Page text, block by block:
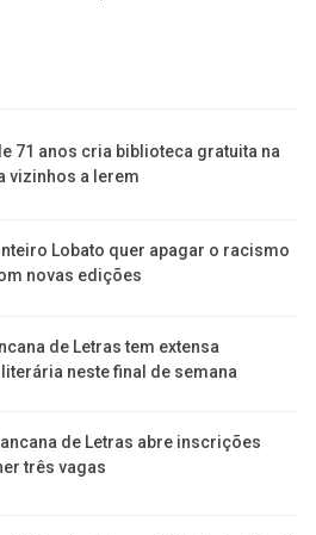
71 anos cria biblioteca gratuita na
vizinhos a lerem
Lobato quer apagar o racismo
novas edições
de Letras tem extensa
neste final de semana
de Letras abre inscrições
três vagas